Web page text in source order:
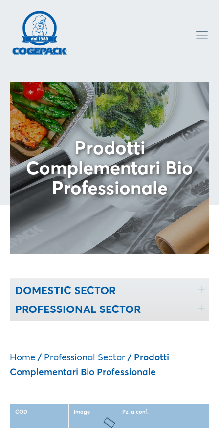
Prodotti
Complementari Bio
Professionale
DOMESTIC SECTOR
PROFESSIONAL SECTOR
Home / Professional Sector / Prodotti
Complementari Bio Professionale
COD Image Pz. a conf.